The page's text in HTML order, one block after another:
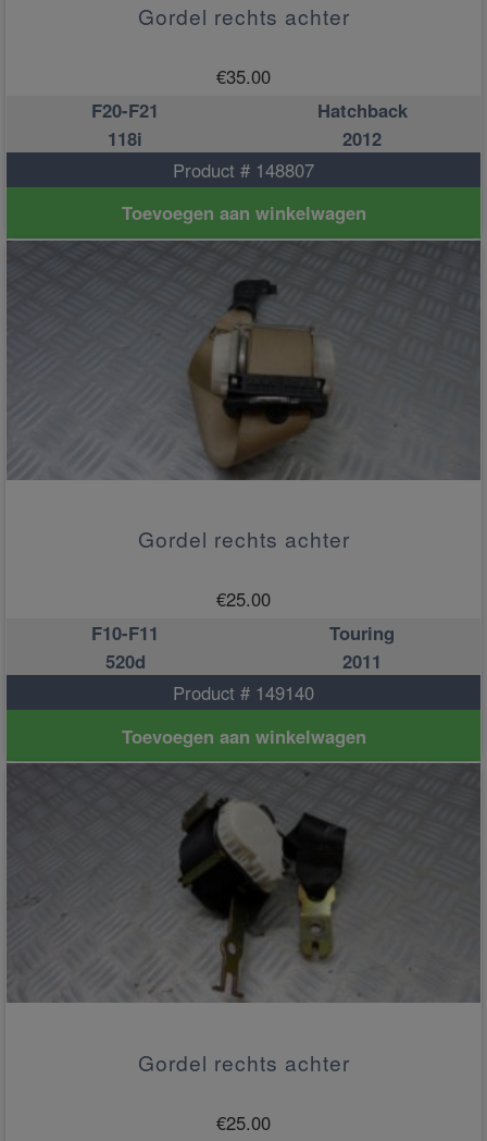
Gordel rechts achter
€35.00
F20-F21
Hatchback
118i
2012
Product # 148807
Toevoegen aan winkelwagen
Gordel rechts achter
€25.00
F10-F11
Touring
520d
2011
Product # 149140
Toevoegen aan winkelwagen
Gordel rechts achter
€25.00